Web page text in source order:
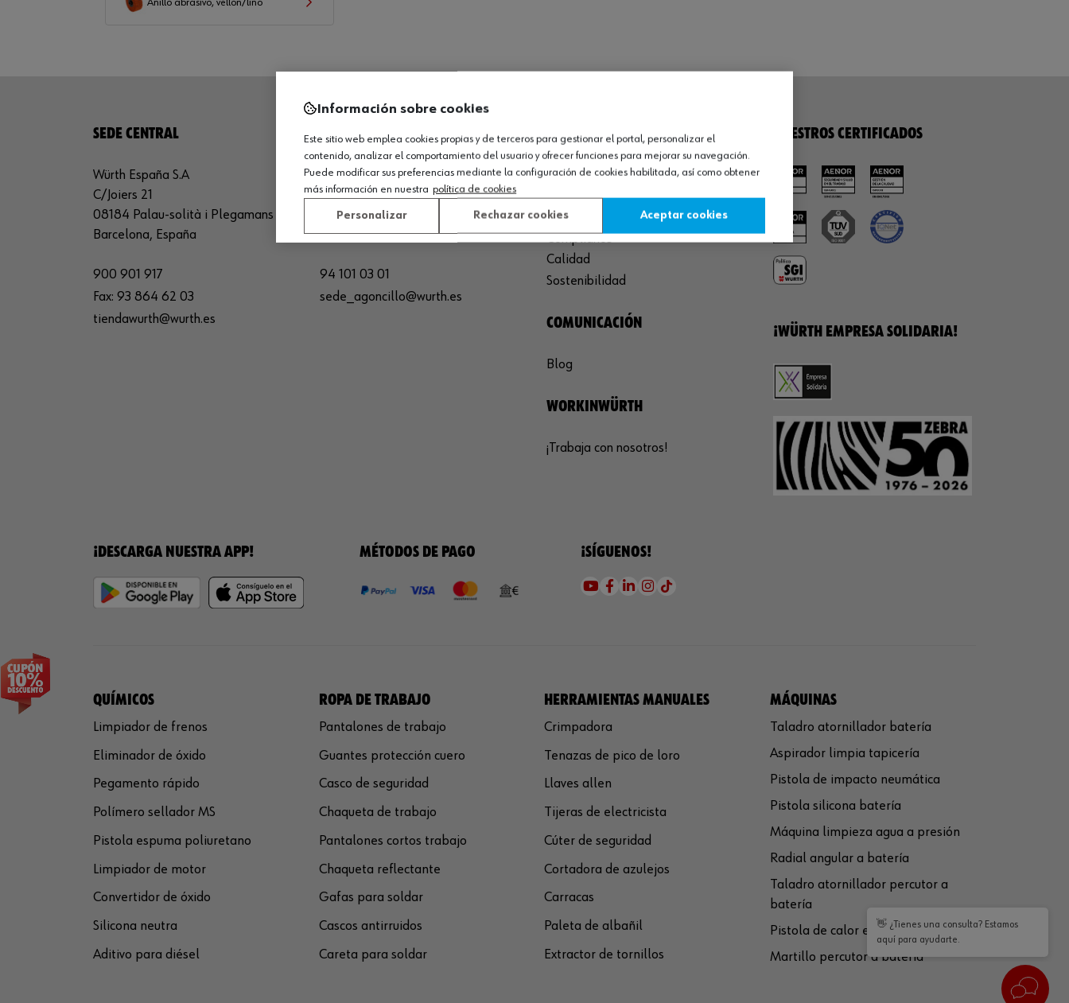
SEDE CENTRAL
Würth España S.A
C/Joiers 21
08184 Palau-solità i Plegamans
Barcelona, España
900 901 917
Fax: 93 864 62 03
tiendawurth@wurth.es
CENTRO LOGÍSTICO / MUSEO
Würth España S.A
Avda. de Cameros, pcls. 86-88
26150 Sequero, El (Agoncillo)
La Rioja, España
94 101 03 01
sede_agoncillo@wurth.es
SOBRE WÜRTH
Empresa
Museo
Ayuda
Compliance
Calidad
Sostenibilidad
COMUNICACIÓN
Blog
WORKINWÜRTH
¡Trabaja con nosotros!
NUESTROS CERTIFICADOS
¡WÜRTH EMPRESA SOLIDARIA!
¡DESCARGA NUESTRA APP! MÉTODOS DE PAGO ¡SÍGUENOS!
QUÍMICOS
Limpiador de frenos
Eliminador de óxido
Pegamento rápido
Polímero sellador MS
Pistola espuma poliuretano
Limpiador de motor
Convertidor de óxido
Silicona neutra
Aditivo para diésel
ROPA DE TRABAJO
Pantalones de trabajo
Guantes protección cuero
Casco de seguridad
Chaqueta de trabajo
Pantalones cortos trabajo
Chaqueta reflectante
Gafas para soldar
Cascos antirruidos
Careta para soldar
HERRAMIENTAS MANUALES
Crimpadora
Tenazas de pico de loro
Llaves allen
Tijeras de electricista
Cúter de seguridad
Cortadora de azulejos
Carracas
Paleta de albañil
Extractor de tornillos
MÁQUINAS
Taladro atornillador batería
Aspirador limpia tapicería
Pistola de impacto neumática
Pistola silicona batería
Máquina limpieza agua a presión
Radial angular a batería
Taladro atornillador percutor a
batería
Pistola de calor eléctrica
Martillo percutor a batería
👋 ¿Tienes una consulta? Estamos
aquí para ayudarte.
Información sobre cookies
Este sitio web emplea cookies propias y de terceros para gestionar el portal, personalizar el
contenido, analizar el comportamiento del usuario y ofrecer funciones para mejorar su navegación.
Puede modificar sus preferencias mediante la configuración de cookies habilitada, así como obtener
más información en nuestra política de cookies
Personalizar Rechazar cookies Aceptar cookies